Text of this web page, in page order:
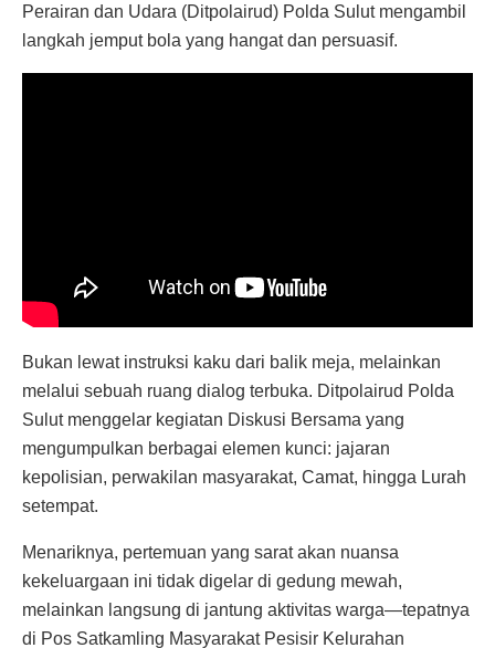
Perairan dan Udara (Ditpolairud) Polda Sulut mengambil
langkah jemput bola yang hangat dan persuasif.
Bukan lewat instruksi kaku dari balik meja, melainkan
melalui sebuah ruang dialog terbuka. Ditpolairud Polda
Sulut menggelar kegiatan Diskusi Bersama yang
mengumpulkan berbagai elemen kunci: jajaran
kepolisian, perwakilan masyarakat, Camat, hingga Lurah
setempat.
Menariknya, pertemuan yang sarat akan nuansa
kekeluargaan ini tidak digelar di gedung mewah,
melainkan langsung di jantung aktivitas warga—tepatnya
di Pos Satkamling Masyarakat Pesisir Kelurahan